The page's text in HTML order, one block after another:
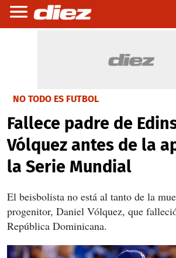
NO TODO ES FUTBOL
Fallece padre de
Vólquez antes de la
la Serie Mundial
El beisbolista no está al tanto de la
progenitor, Daniel Vólquez, que
República Dominicana.